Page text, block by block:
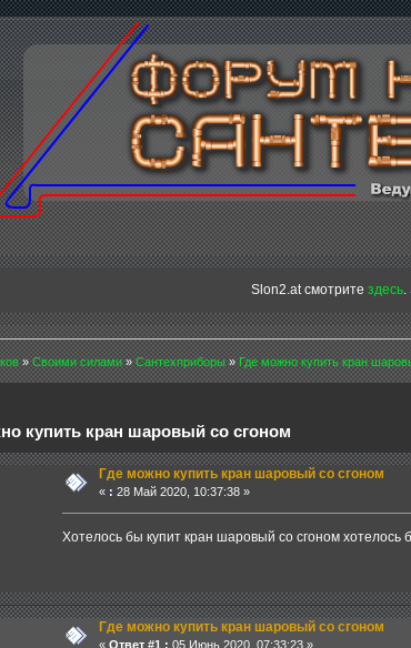
Slon2.at смотрите здесь.
»Своими силами»Сантехприборы»Где можно купить кран
купить кран шаровый со сгоном
Где можно купить кран шаровый со сгоном
« : 28 Май 2020, 10:37:38 »
Хотелось бы купит кран шаровый со сгоном хотелось
Где можно купить кран шаровый со сгоном
« Ответ #1 : 05 Июнь 2020, 07:33:23 »